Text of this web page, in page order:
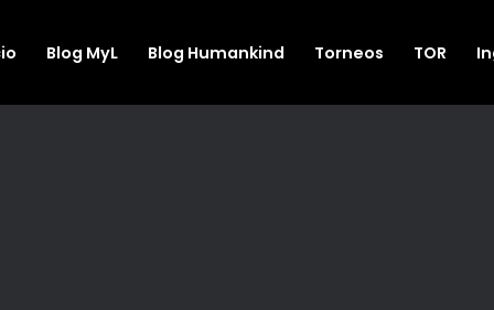
Blog MyL Blog Humankind Torneos TOR